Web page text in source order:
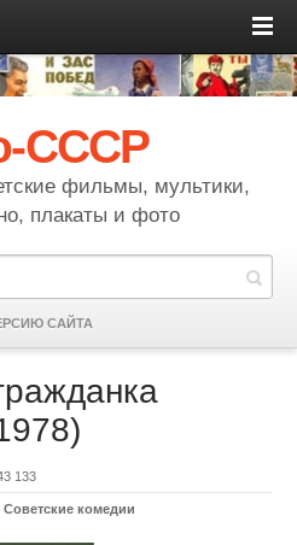
СССР
фильмы, мультики,
плакаты и фото
САЙТА
133
Советские комедии